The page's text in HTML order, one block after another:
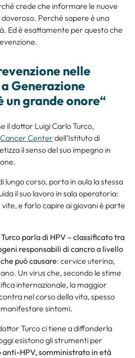
crede che informare le nuove
Perché sapere è una
Ed è esattamente per questo che
nelle
Generazione
un grande onore“
il dottor Luigi Carlo Turco,
Center dell’Istituto di
il senso del suo impegno in
lungo corso, porta in aula la stessa
il suo lavoro in sala operatoria:
vite, e farlo capire ai giovani è parte
parla di HPV – classificato tra
responsabili di cancro a livello
può causare: cervice uterina,
Un virus che, secondo le stime
internazionale, la maggior
nel corso della vita, spesso
sintomi.
Turco ci tiene a diffonderla
esistono gli strumenti per
anti-HPV, somministrato in età